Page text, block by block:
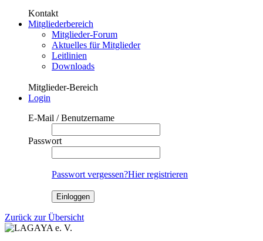
Kontakt
Mitgliederbereich
Mitglieder-Forum
Aktuelles für Mitglieder
Leitlinien
Downloads
Mitglieder-Bereich
Login
E-Mail / Benutzername
Passwort
Passwort vergessen?Hier registrieren
Einloggen
Zurück zur Übersicht